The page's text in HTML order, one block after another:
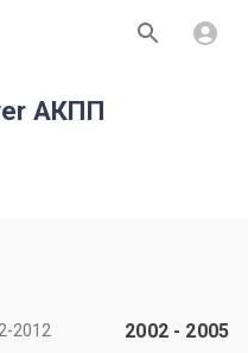
АКПП
2012 2002- 2005